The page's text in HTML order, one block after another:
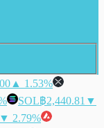
▲ 1.53%
SOL฿2,440.81 ▼
▼ 2.79%